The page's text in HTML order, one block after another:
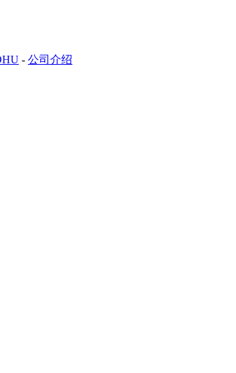
- 公司介绍